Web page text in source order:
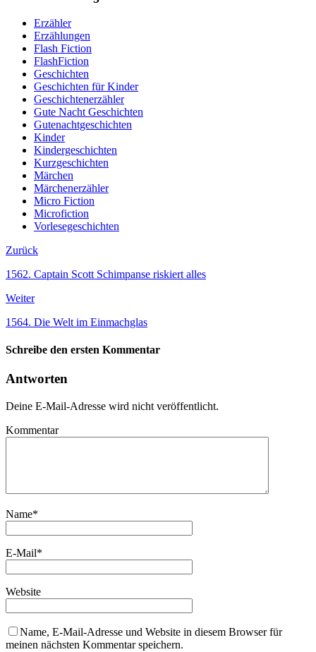
Erzähler
Erzählungen
Flash Fiction
FlashFiction
Geschichten
Geschichten für Kinder
Geschichtenerzähler
Gute Nacht Geschichten
Gutenachtgeschichten
Kinder
Kindergeschichten
Kurzgeschichten
Märchen
Märchenerzähler
Micro Fiction
Microfiction
Vorlesegeschichten
Zurück
1562. Captain Scott Schimpanse riskiert alles
Weiter
1564. Die Welt im Einmachglas
Schreibe den ersten Kommentar
Antworten
Deine E-Mail-Adresse wird nicht veröffentlicht.
Kommentar
Name*
E-Mail*
Website
Name, E-Mail-Adresse und Website in diesem Browser für
meinen nächsten Kommentar speichern.